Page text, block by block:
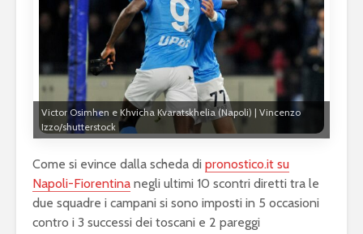
Victor Osimhen e Khvicha Kvaratskhelia (Napoli) | Vincenzo
Izzo/shutterstock
Come si evince dalla scheda di pronostico.it su
Napoli-Fiorentina negli ultimi 10 scontri diretti tra le
due squadre i campani si sono imposti in 5 occasioni
contro i 3 successi dei toscani e 2 pareggi